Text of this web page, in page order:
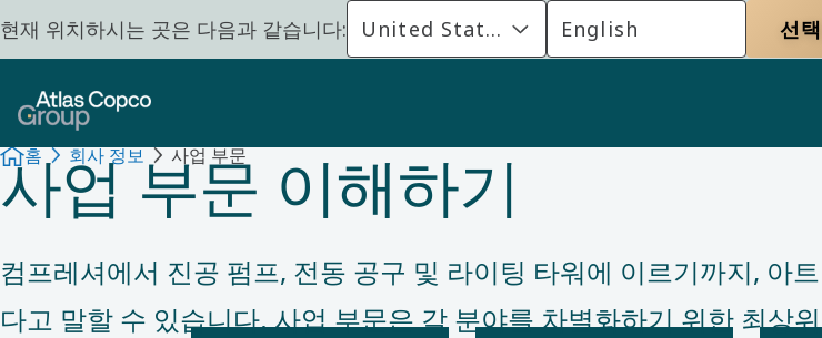
현재 위치하시는 곳은 다음과 같습니다: United States English 선
홈 회사 정보 사업 부문
회사 정보
사업 부문 이해하기
컴프레셔에서 진공 펌프, 전동 공구 및 라이팅 타워에 이르기까지, 아
다고 말할 수 있습니다. 사업 부문은 각 분야를 차별화하기 위한 최상